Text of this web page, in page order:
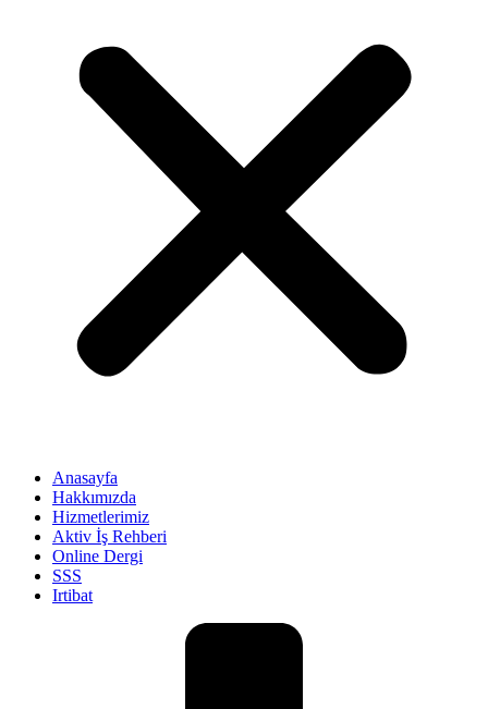
Anasayfa
Hakkımızda
Hizmetlerimiz
Aktiv İş Rehberi
Online Dergi
SSS
Irtibat